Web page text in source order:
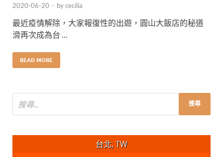
2020-06-20 - bycecilia
最近疫情解除，大家報復性的出遊，圓山大飯店的秘道
滑再次成為台 …
READ MORE
台北, TW